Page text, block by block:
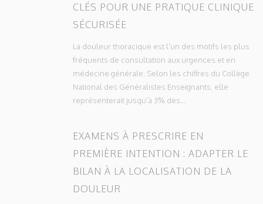
CLÉS POUR UNE PRATIQUE CLINIQUE
SÉCURISÉE
La douleur thoracique est l’un des motifs les plus
fréquents de consultation aux urgences et en
médecine générale. Selon les chiffres du Collège
National des Généralistes Enseignants, elle
représenterait jusqu’à 3% des...
EXAMENS À PRESCRIRE EN
PREMIÈRE INTENTION : ADAPTER LE
BILAN À LA LOCALISATION DE LA
DOULEUR